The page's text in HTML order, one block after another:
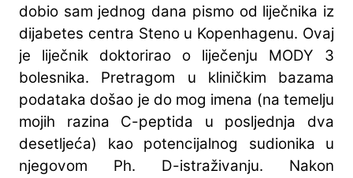
dobio sam jednog dana pismo od liječnika iz
dijabetes centra Steno u Kopenhagenu. Ovaj
je liječnik doktorirao o liječenju MODY 3
bolesnika. Pretragom u kliničkim bazama
podataka došao je do mog imena (na temelju
mojih razina C-peptida u posljednja dva
desetljeća) kao potencijalnog sudionika u
njegovom Ph. D-istraživanju. Nakon